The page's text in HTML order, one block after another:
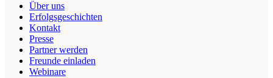
Über uns
Erfolgsgeschichten
Kontakt
Presse
Partner werden
Freunde einladen
Webinare